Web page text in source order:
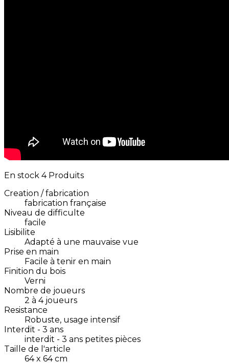
En stock 4 Produits
Creation / fabrication
fabrication française
Niveau de difficulte
facile
Lisibilite
Adapté à une mauvaise vue
Prise en main
Facile à tenir en main
Finition du bois
Verni
Nombre de joueurs
2 à 4 joueurs
Resistance
Robuste, usage intensif
Interdit - 3 ans
interdit - 3 ans petites pièces
Taille de l'article
64 x 64 cm